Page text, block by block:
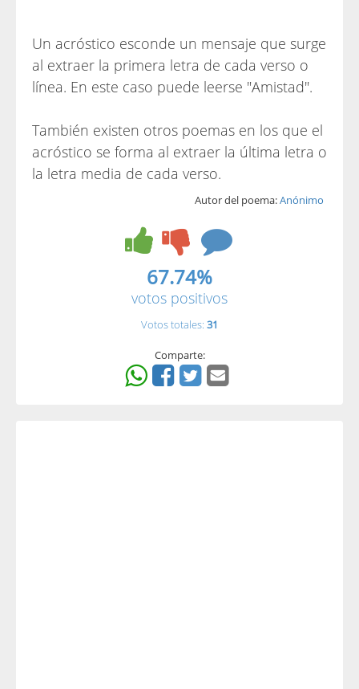
Un acróstico esconde un mensaje que surge
al extraer la primera letra de cada verso o
línea. En este caso puede leerse "Amistad".
También existen otros poemas en los que el
acróstico se forma al extraer la última letra o
la letra media de cada verso.
Autor del poema:Anónimo
67.74%
votos positivos
Votos totales: 31
Comparte: